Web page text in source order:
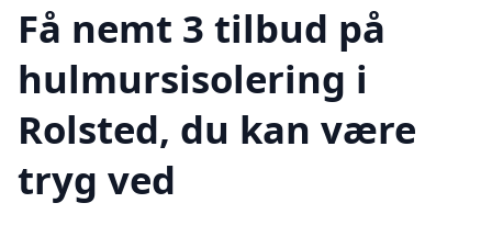
Få nemt 3 tilbud på
hulmursisolering i
Rolsted, du kan være
tryg ved